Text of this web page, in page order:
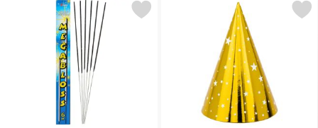
Merk jumbo Stjerneskudd som favorittMerk partyhatter